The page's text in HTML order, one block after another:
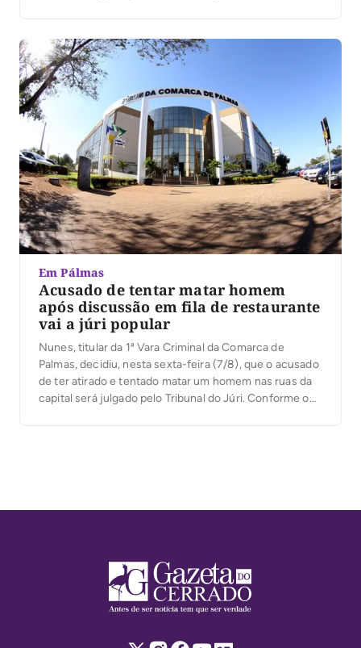
Em Pálmas
Acusado de tentar matar homem
após discussão em fila de restaurante
vai a júri popular
Nunes, titular da 1ª Vara Criminal da Comarca de
Palmas, decidiu, nesta sexta-feira (7/8), que o acusado
de ter atirado e tentado matar um homem nas ruas da
capital será julgado pelo Tribunal do Júri. Conforme o